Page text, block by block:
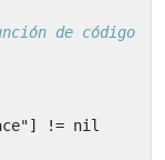
de código
!= nil